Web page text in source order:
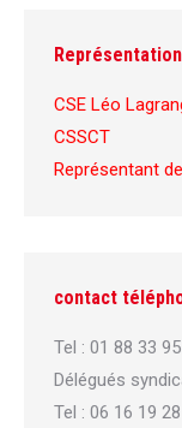
CSE Léo
CSSCT
Représentant
contact
Tel : 01 88 33
Délégués
Tel : 06 16 19